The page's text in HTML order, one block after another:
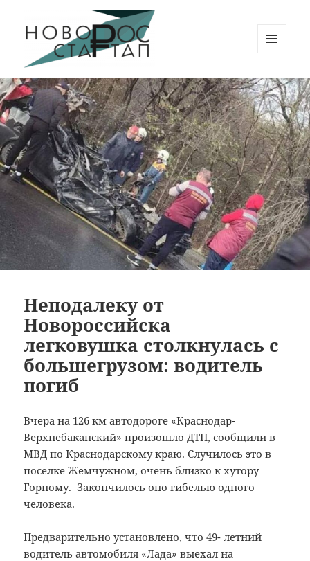
Новорос Стартап
ВИДЖЕТЫ
Неподалеку от
Новороссийска
легковушка столкнулась с
большегрузом: водитель
погиб
Вчера на 126 км автодороге «Краснодар-
Верхнебаканский» произошло ДТП, сообщили в
МВД по Краснодарскому краю. Случилось это в
поселке Жемчужном, очень близко к хутору
Горному. Закончилось оно гибелью одного
человека.
Предварительно установлено, что 49- летний
водитель автомобиля «Лада» выехал на